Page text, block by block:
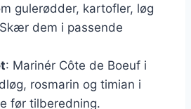
gulerødder, kartofler, løg
dem i passende
: Marinér Côte de Boeuf i
rosmarin og timian i
før tilberedning.